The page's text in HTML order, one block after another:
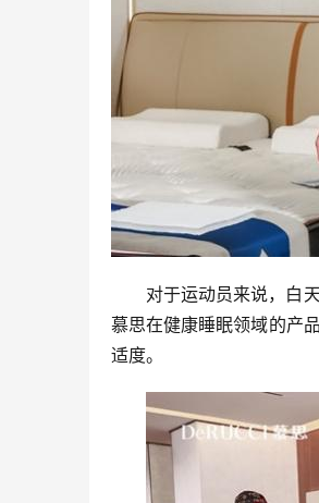
对于运动员来说，白
慕思在健康睡眠领域的产
适度。